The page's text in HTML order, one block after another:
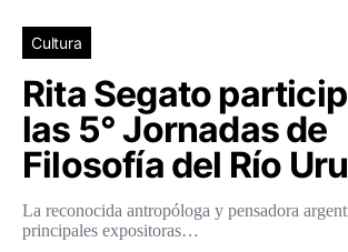
Cultura
Rita Segato
las 5° Jornadas de
Filosofía del Río
La reconocida antropóloga y pensadora
principales expositoras…